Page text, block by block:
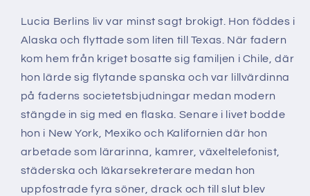
Lucia Berlins liv var minst sagt brokigt. Hon föddes i
Alaska och flyttade som liten till Texas. När fadern
kom hem från kriget bosatte sig familjen i Chile, där
hon lärde sig flytande spanska och var lillvärdinna
på faderns societetsbjudningar medan modern
stängde in sig med en flaska. Senare i livet bodde
hon i New York, Mexiko och Kalifornien där hon
arbetade som lärarinna, kamrer, växeltelefonist,
städerska och läkarsekreterare medan hon
uppfostrade fyra söner, drack och till slut blev